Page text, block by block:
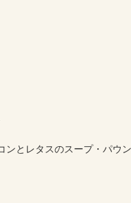
ンとレタスのスープ・パウ